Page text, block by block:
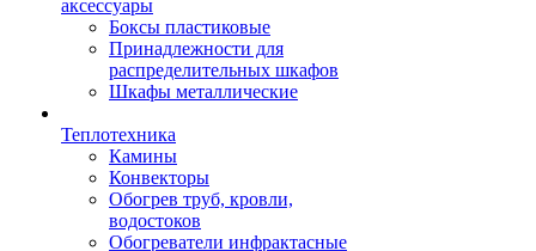
аксессуары
Боксы пластиковые
Принадлежности для
распределительных шкафов
Шкафы металлические
Теплотехника
Камины
Конвекторы
Обогрев труб, кровли,
водостоков
Обогреватели инфрактасные